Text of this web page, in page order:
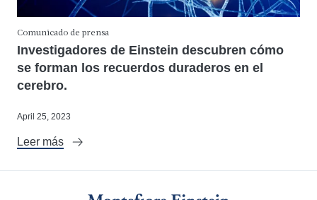
Comunicado de prensa
Investigadores de Einstein descubren cómo
se forman los recuerdos duraderos en el
cerebro.
April 25, 2023
Leer más